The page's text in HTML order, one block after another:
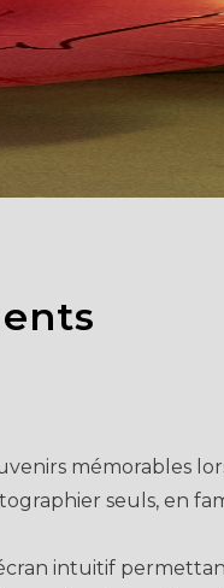
mémorables
seuls, en
intuitif